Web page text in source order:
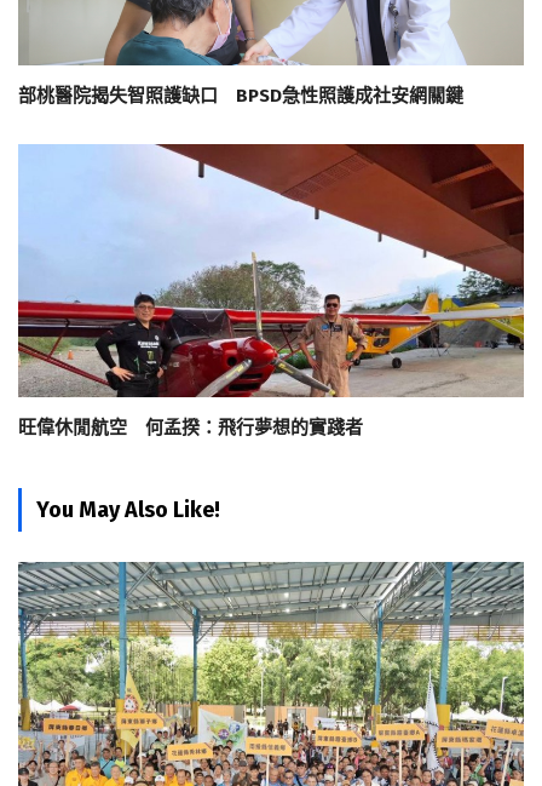
部桃醫院揭失智照護缺口 BPSD急性照護成社安網關鍵
旺偉休閒航空 何孟揆：飛行夢想的實踐者
You May Also Like!